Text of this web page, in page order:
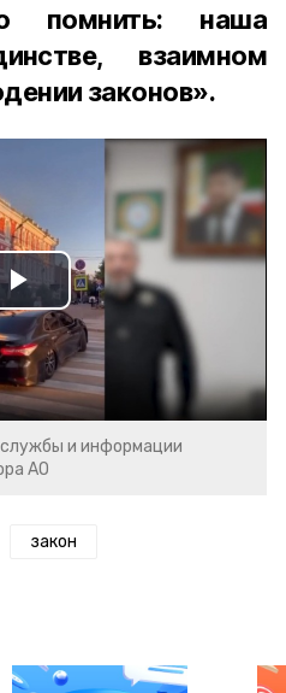
помнить: наша
взаимном
законов».
Play
Video
и информации
АО
закон